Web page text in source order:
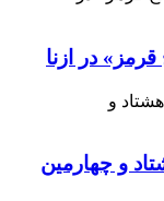
در ازنا
و چهارمین